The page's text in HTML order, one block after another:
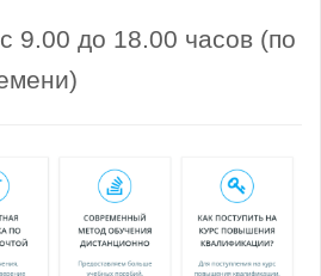
9.00 до 18.00 часов (по